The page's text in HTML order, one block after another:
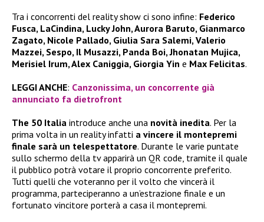
Tra i concorrenti del reality show ci sono infine: Federico
Fusca, LaCindina, Lucky John, Aurora Baruto, Gianmarco
Zagato, Nicole Pallado, Giulia Sara Salemi, Valerio
Mazzei, Sespo, Il Musazzi, Panda Boi, Jhonatan Mujica,
Merisiel Irum, Alex Caniggia, Giorgia Yin e Max Felicitas.
LEGGI ANCHE: Canzonissima, un concorrente già
annunciato fa dietrofront
The 50 Italia introduce anche una novità inedita. Per la
prima volta in un reality infatti a vincere il montepremi
finale sarà un telespettatore. Durante le varie puntate
sullo schermo della tv apparirà un QR code, tramite il quale
il pubblico potrà votare il proprio concorrente preferito.
Tutti quelli che voteranno per il volto che vincerà il
programma, parteciperanno a un’estrazione finale e un
fortunato vincitore porterà a casa il montepremi.